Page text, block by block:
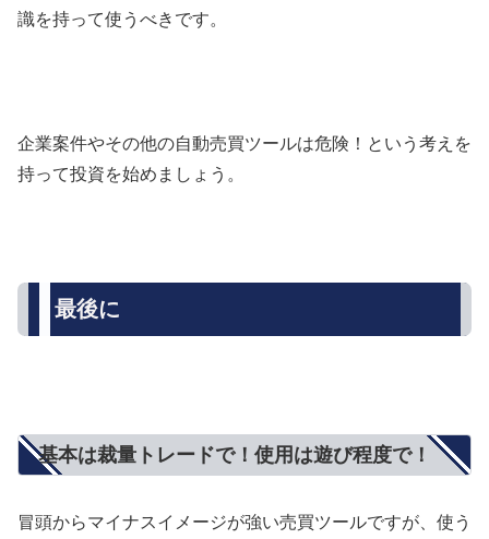
識を持って使うべきです。
企業案件やその他の自動売買ツールは危険！という考えを
持って投資を始めましょう。
最後に
基本は裁量トレードで！使用は遊び程度で！
冒頭からマイナスイメージが強い売買ツールですが、使う